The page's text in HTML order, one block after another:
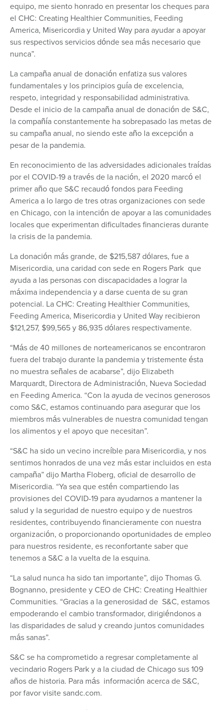
equipo, me siento honrado en presentar los cheques para
el CHC: Creating Healthier Communities, Feeding
America, Misericordia y United Way para ayudar a apoyar
sus respectivos servicios dónde sea más necesario que
nunca”.
La campaña anual de donación enfatiza sus valores
fundamentales y los principios guía de excelencia,
respeto, integridad y responsabilidad administrativa.
Desde el inicio de la campaña anual de donación de S&C,
la compañía constantemente ha sobrepasado las metas de
su campaña anual, no siendo este año la excepción a
pesar de la pandemia.
En reconocimiento de las adversidades adicionales traídas
por el COVID-19 a través de la nación, el 2020 marcó el
primer año que S&C recaudó fondos para Feeding
America a lo largo de tres otras organizaciones con sede
en Chicago, con la intención de apoyar a las comunidades
locales que experimentan dificultades financieras durante
la crisis de la pandemia.
La donación más grande, de $215,587 dólares, fue a
Misericordia, una caridad con sede en Rogers Park que
ayuda a las personas con discapacidades a lograr la
máxima independencia y a darse cuenta de su gran
potencial. La CHC: Creating Healthier Communities,
Feeding America, Misericordia y United Way recibieron
$121,257, $99,565 y 86,935 dólares respectivamente.
“Más de 40 millones de norteamericanos se encontraron
fuera del trabajo durante la pandemia y tristemente ésta
no muestra señales de acabarse”, dijo Elizabeth
Marquardt, Directora de Administración, Nueva Sociedad
en Feeding America. “Con la ayuda de vecinos generosos
como S&C, estamos continuando para asegurar que los
miembros más vulnerables de nuestra comunidad tengan
los alimentos y el apoyo que necesitan”.
“S&C ha sido un vecino increíble para Misericordia, y nos
sentimos honrados de una vez más estar incluidos en esta
campaña” dijo Martha Floberg, oficial de desarrollo de
Misericordia. “Ya sea que estén compartiendo las
provisiones del COVID-19 para ayudarnos a mantener la
salud y la seguridad de nuestro equipo y de nuestros
residentes, contribuyendo financieramente con nuestra
organización, o proporcionando oportunidades de empleo
para nuestros residente, es reconfortante saber que
tenemos a S&C a la vuelta de la esquina.
“La salud nunca ha sido tan importante”, dijo Thomas G.
Bognanno, presidente y CEO de CHC: Creating Healthier
Communities. “Gracias a la generosidad de S&C, estamos
empoderando el cambio transformador, dirigiéndonos a
las disparidades de salud y creando juntos comunidades
más sanas”.
S&C se ha comprometido a regresar completamente al
vecindario Rogers Park y a la ciudad de Chicago sus 109
años de historia. Para más información acerca de S&C,
por favor visite sandc.com.